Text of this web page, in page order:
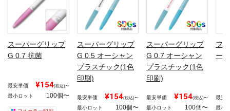
スーパーグリップ
G 0.7 抗菌
最安単価 ¥154(税込)〜
最小ロット 100個〜
スーパーグリップ
G 0.5 オーシャン
プラスチック(1色
印刷)
最安単価 ¥154(税込)〜
最小ロット 100個〜
スーパーグリップ
G 0.7 オーシャン
プラスチック(1色
印刷)
最安単価 ¥154(税込)〜
最小ロット 100個〜
フ
ーズ
最安
最小